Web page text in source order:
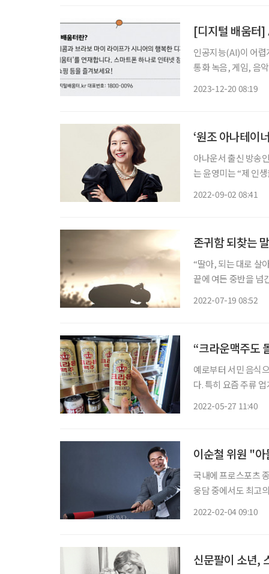
[디지털 배움터]
인공지능(AI)이 어렵
통화 녹음, 게임, 음
2023-12-20 08:19
‘원조 아나테이
아나운서 출신 방송
는 윤영미는 “제 인
2022-09-02 08:41
존귀함 되찾는
“딸아, 되는 대로 살
끝에 여든 중반을 넘
2022-07-19 08:52
“크라운맥주도
예로부터 서민 음식
다. 특히 요즘 주류
2022-05-27 11:40
이순철 위원 "
국내에 프로스포츠
웅담 중에서도 최고
2022-02-04 09:10
신문팔이 소년,